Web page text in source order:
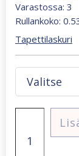
Varastossa: 3
Rullankoko:
Tapettilaskuri
vaaleansininen,